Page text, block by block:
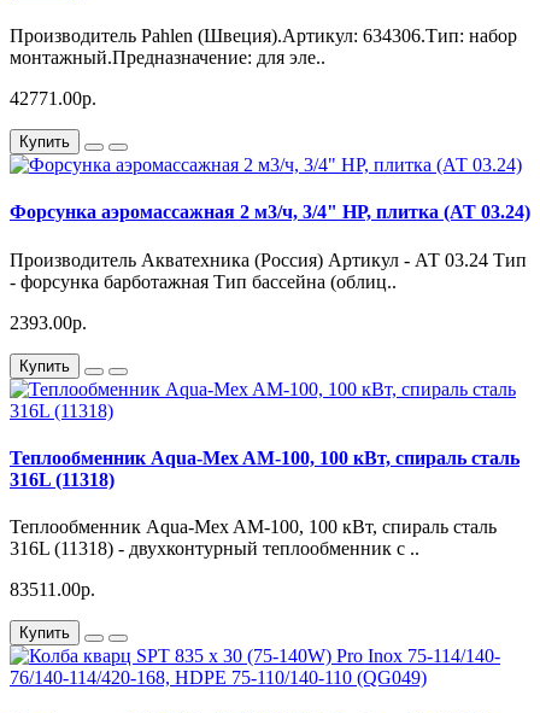
Производитель Pahlen (Швеция).Артикул: 634306.Тип: набор
монтажный.Предназначение: для эле..
42771.00р.
Купить
Форсунка аэромассажная 2 м3/ч, 3/4" НР, плитка (АТ 03.24)
Производитель Акватехника (Россия) Артикул - АТ 03.24 Тип
- форсунка барботажная Тип бассейна (облиц..
2393.00р.
Купить
Теплообменник Aqua-Mex AM-100, 100 кВт, спираль сталь
316L (11318)
Теплообменник Aqua-Mex AM-100, 100 кВт, спираль сталь
316L (11318) - двухконтурный теплообменник с ..
83511.00р.
Купить